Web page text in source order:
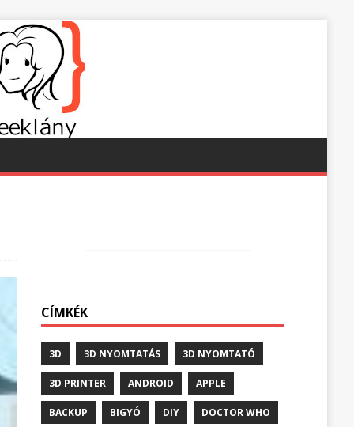
CÍMKÉK
3D 3D NYOMTATÁS 3D NYOMTATÓ
3D PRINTER ANDROID APPLE
BACKUP BIGYÓ DIY DOCTOR WHO